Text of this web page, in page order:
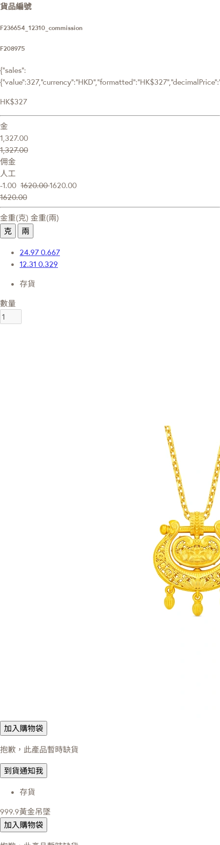
貨品編號
F236654_12310_commission
F208975
{"sales":
HK$327
金
1,327.00
1,327.00
佣金
人工
-1.00 1620.001620.00
1620.00
金重(克) 金重(兩)
克
兩
24.97 0.667
12.31 0.329
存貨
數量
加入購物袋
抱歉，此產品暫時缺貨
到貨通知我
存貨
999.9黃金吊墜
加入購物袋